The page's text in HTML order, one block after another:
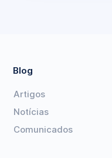
Blog
Artigos
Notícias
Comunicados